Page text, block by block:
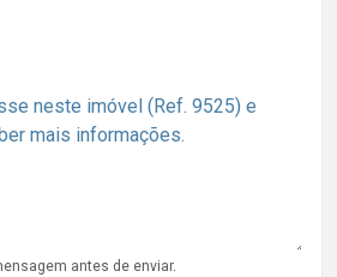
antes de enviar.